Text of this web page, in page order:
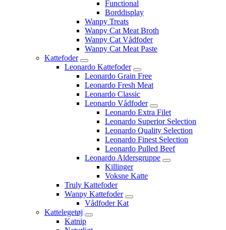
Functional
Borddisplay
Wanpy Treats
Wanpy Cat Meat Broth
Wanpy Cat Vådfoder
Wanpy Cat Meat Paste
Kattefoder
Leonardo Kattefoder
Leonardo Grain Free
Leonardo Fresh Meat
Leonardo Classic
Leonardo Vådfoder
Leonardo Extra Filet
Leonardo Superior Selection
Leonardo Quality Selection
Leonardo Finest Selection
Leonardo Pulled Beef
Leonardo Aldersgruppe
Killinger
Voksne Katte
Truly Kattefoder
Wanpy Kattefoder
Vådfoder Kat
Kattelegetøj
Katnip